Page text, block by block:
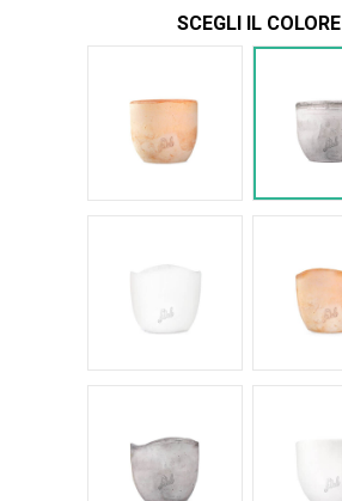
SCEGLI IL COLORE